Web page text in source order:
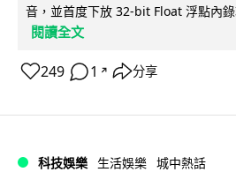
音，並首度下放 32-bit Float 浮點內
閱讀全文
249 1 ↗ 分享
科技娛樂 生活娛樂 城中熱話